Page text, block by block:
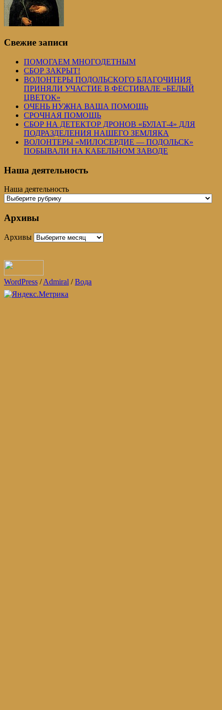
Свежие записи
ПОМОГАЕМ МНОГОДЕТНЫМ
СБОР ЗАКРЫТ!
ВОЛОНТЕРЫ ПОДОЛЬСКОГО БЛАГОЧИНИЯ
ПРИНЯЛИ УЧАСТИЕ В ФЕСТИВАЛЕ «БЕЛЫЙ
ЦВЕТОК»
ОЧЕНЬ НУЖНА ВАША ПОМОЩЬ
СРОЧНАЯ ПОМОЩЬ
СБОР НА ДЕТЕКТОР ДРОНОВ «БУЛАТ-4» ДЛЯ
ПОДРАЗДЕЛЕНИЯ НАШЕГО ЗЕМЛЯКА
ВОЛОНТЕРЫ «МИЛОСЕРДИЕ — ПОДОЛЬСК»
ПОБЫВАЛИ НА КАБЕЛЬНОМ ЗАВОДЕ
Наша деятельность
Наша деятельность
Архивы
Архивы
WordPress /Admiral /Вода